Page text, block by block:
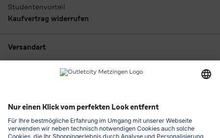
Studentenvorteil
Kaufvertrag widerrufen
Versandart